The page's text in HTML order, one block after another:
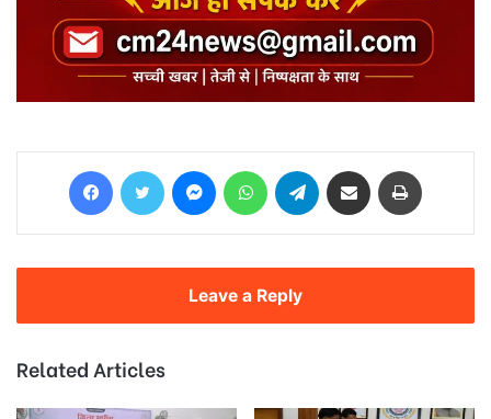
Facebook Twitter MessengerWhatsApp Telegram Share via Email
Leave a Reply
Related Articles